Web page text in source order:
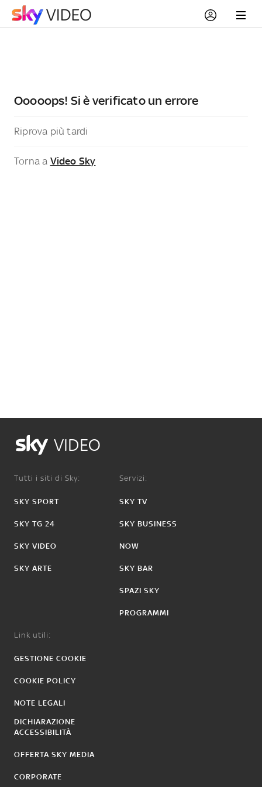
Ooooops! Si è verificato un errore
Riprova più tardi
Torna a Video Sky
VIDEO
Tutti i siti di Sky:
SKY SPORT
SKY TG 24
SKY VIDEO
SKY ARTE
Servizi:
SKY TV
SKY BUSINESS
NOW
SKY BAR
SPAZI SKY
PROGRAMMI
Link utili:
GESTIONE COOKIE
COOKIE POLICY
NOTE LEGALI
DICHIARAZIONE
ACCESSIBILITÀ
OFFERTA SKY MEDIA
CORPORATE